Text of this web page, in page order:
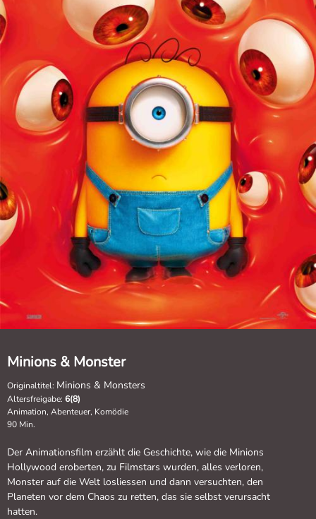
Minions & Monster
Originaltitel: Minions & Monsters
Altersfreigabe: 6(8)
Animation, Abenteuer, Komödie
90 Min.
Der Animationsfilm erzählt die Geschichte, wie die Minions
Hollywood eroberten, zu Filmstars wurden, alles verloren,
Monster auf die Welt losliessen und dann versuchten, den
Planeten vor dem Chaos zu retten, das sie selbst verursacht
hatten.